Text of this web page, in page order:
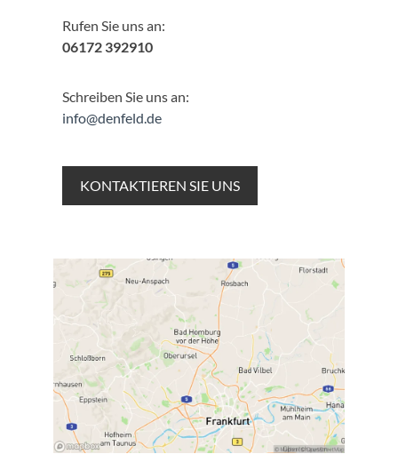
Rufen Sie uns an:
06172 392910
Schreiben Sie uns an:
info@denfeld.de
KONTAKTIEREN SIE UNS